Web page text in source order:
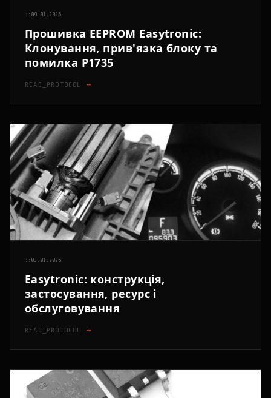
:: 09.01.2026
Прошивка EEPROM Easytronic:
Клонування, прив'язка блоку та
помилка P1735
READ_PROTOCOL →
:: 03.01.2026
Easytronic: конструкція,
застосування, ресурс і
обслуговування
READ_PROTOCOL →